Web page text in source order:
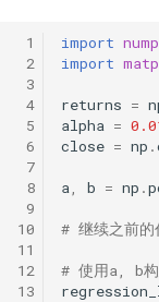
1
2
3
4
5
6
7
8
9
10
11
12
13
import
import
returns =
alpha =
close = np .
a, b = np .
# 继续之前的
# 使用a, b构